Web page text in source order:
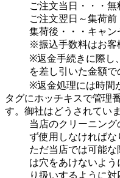
ご注文当日・・・無
ご注文翌日～集荷前
集荷後・・・キャン
※振込手数料はお客
※返金手続きに際し
を差し引いた金額で
※返金処理には時間
タグにホッチキスで管理
す。御社はどうされてい
当店のクリーニン
ず使用しなければな
ただ当店では可能
は穴をあけないよ
り扱いするように対